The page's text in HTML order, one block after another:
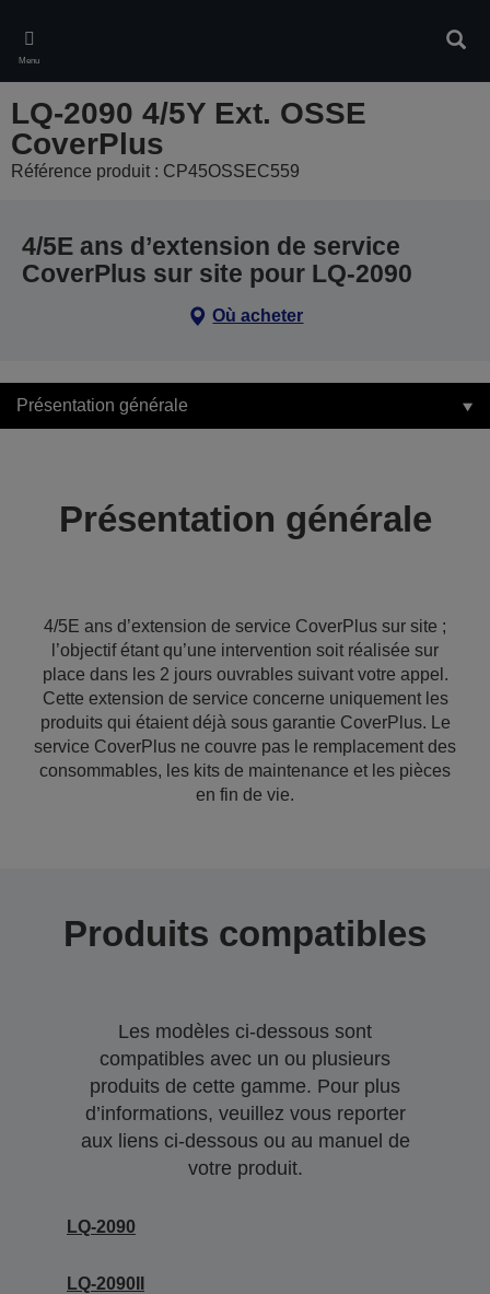
main
content
Menu
LQ-2090 4/5Y Ext. OSSE
CoverPlus
Référence produit : CP45OSSEC559
4/5E ans d’extension de service
CoverPlus sur site pour LQ-2090
Où acheter
Présentation générale
Présentation générale
4/5E ans d’extension de service CoverPlus sur site ;
l’objectif étant qu’une intervention soit réalisée sur
place dans les 2 jours ouvrables suivant votre appel.
Cette extension de service concerne uniquement les
produits qui étaient déjà sous garantie CoverPlus. Le
service CoverPlus ne couvre pas le remplacement des
consommables, les kits de maintenance et les pièces
en fin de vie.
Produits compatibles
Les modèles ci-dessous sont
compatibles avec un ou plusieurs
produits de cette gamme. Pour plus
d’informations, veuillez vous reporter
aux liens ci-dessous ou au manuel de
votre produit.
LQ-2090
LQ-2090II